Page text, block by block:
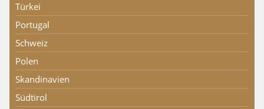
Türkei
Portugal
Schweiz
Polen
Skandinavien
Südtirol